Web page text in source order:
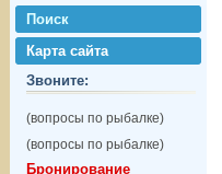
Поиск
Карта сайта
Звоните:
(вопросы по рыбалке)
(вопросы по рыбалке)
Бронирование